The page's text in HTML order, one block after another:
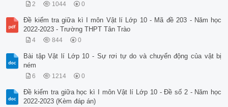
2 1044 0
Đề kiểm tra giữa kì I môn Vật lí Lớp 10 - Mã đề 203 - Năm học
2022-2023 - Trường THPT Tân Trào
4 844 0
Bài tập Vật lí Lớp 10 - Sự rơi tự do và chuyển động của vật bị
ném
6 1214 0
Đề kiểm tra giữa học kì I môn Vật lí Lớp 10 - Đề số 2 - Năm học
2022-2023 (Kèm đáp án)